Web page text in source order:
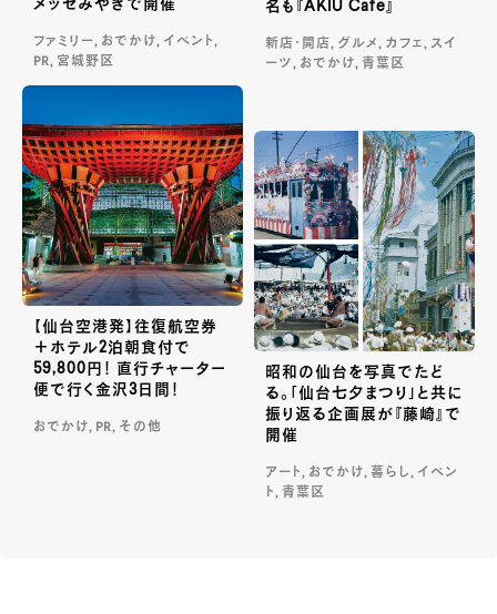
メッセみやぎで開催
ファミリー, おでかけ, イベント,
PR, 宮城野区
名も『AKIU Cafe』
新店・開店, グルメ, カフェ, スイ
ーツ, おでかけ, 青葉区
【仙台空港発】往復航空券
＋ホテル2泊朝食付で
59,800円！ 直行チャーター
便で行く金沢3日間！
おでかけ, PR, その他
昭和の仙台を写真でたど
る。「仙台七夕まつり」と共に
振り返る企画展が『藤崎』で
開催
アート, おでかけ, 暮らし, イベン
ト, 青葉区